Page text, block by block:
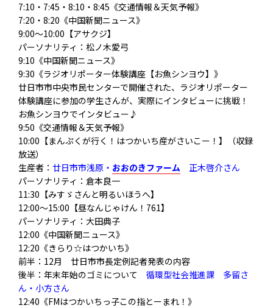
7:10・7:45・8:10・8:45《交通情報＆天気予報》
7:20・8:20《中国新聞ニュース》
9:00～10:00【アサクジ】
パーソナリティ：松ノ木愛弓
9:10《中国新聞ニュース》
9:30《ラジオリポーター体験講座【お魚シンヨウ】》
廿日市市中央市民センターで開催された、ラジオリポーター
体験講座に参加の学生さんが、実際にインタビューに挑戦！
お魚シンヨウでインタビュー♪
9:50《交通情報＆天気予報》
10:00【まんぷくが行く！はつかいち産がさいこー！】（収録
放送）
生産者： 廿日市市浅原・ おおのきファーム 正木啓介さん
パーソナリティ：倉本良一
11:30【みすゞさんと明るいほうへ】
12:00～15:00【昼なんじゃけん！761】
パーソナリティ：大田典子
12:00《中国新聞ニュース》
12:20《きらり☆はつかいち》
前半：12月 廿日市市長定例記者発表の内容
後半：年末年始のゴミについて 循環型社会推進課 多留さ
ん・小方さん
12:40《FMはつかいちっ子この指とーまれ！》